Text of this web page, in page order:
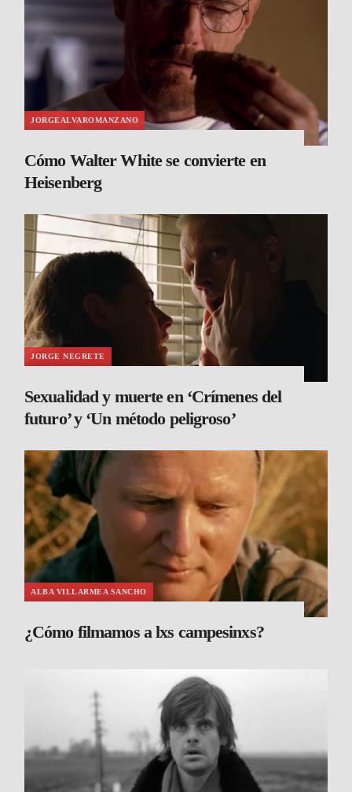
JORGEALVAROMANZANO
Cómo Walter White se convierte en
Heisenberg
JORGE NEGRETE
Sexualidad y muerte en ‘Crímenes del
futuro’ y ‘Un método peligroso’
ALBA VILLARMEA SANCHO
¿Cómo filmamos a lxs campesinxs?